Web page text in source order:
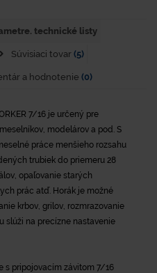
technické listy
Súvisiaci tovar (5)
a hodnotenie (0)
7/16 je určený pre
modelárov a pod. S
práce menšieho rozsahu
trubiek do priemeru 28
opaľovanie starých
prác atď. Horák je možné
krbov, grilov, rozmrazovanie
slúži na precízne nastavenie
s pripojovacím závitom 7/16